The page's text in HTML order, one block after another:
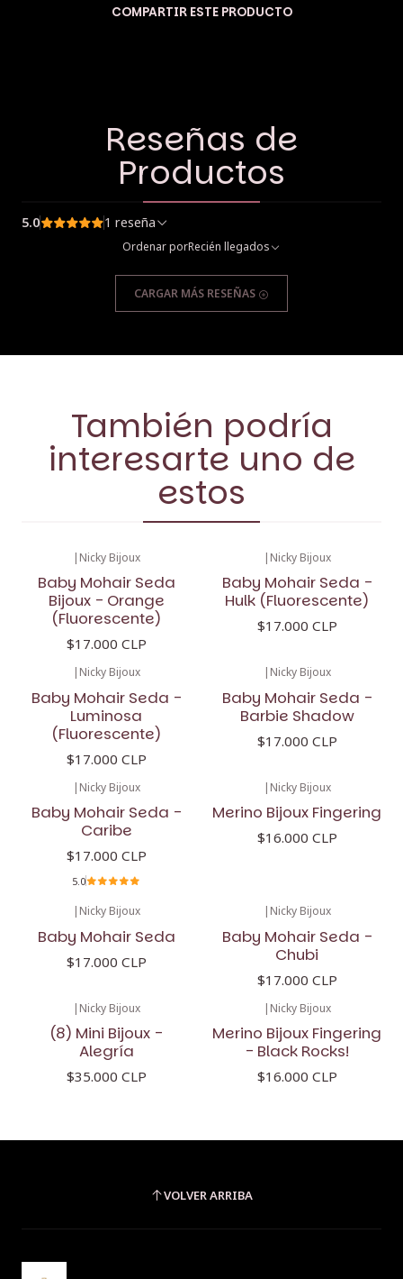
COMPARTIR ESTE PRODUCTO
Reseñas de
Productos
5.0 1 reseña
Ordenar porRecién llegados
CARGAR MÁS RESEÑAS
También podría
interesarte uno de
estos
| Nicky Bijoux
Baby Mohair Seda
Bijoux - Orange
(Fluorescente)
$17.000 CLP
| Nicky Bijoux
Baby Mohair Seda -
Hulk (Fluorescente)
$17.000 CLP
| Nicky Bijoux
Baby Mohair Seda -
Luminosa
(Fluorescente)
$17.000 CLP
| Nicky Bijoux
Baby Mohair Seda -
Barbie Shadow
$17.000 CLP
| Nicky Bijoux
Baby Mohair Seda -
Caribe
$17.000 CLP
5.0
| Nicky Bijoux
Merino Bijoux Fingering
$16.000 CLP
| Nicky Bijoux
Baby Mohair Seda
$17.000 CLP
| Nicky Bijoux
Baby Mohair Seda -
Chubi
$17.000 CLP
| Nicky Bijoux
(8) Mini Bijoux -
Alegría
$35.000 CLP
| Nicky Bijoux
Merino Bijoux Fingering
- Black Rocks!
$16.000 CLP
VOLVER ARRIBA